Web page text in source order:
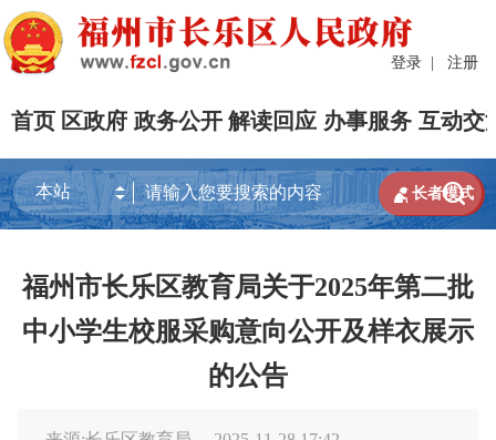
登录 | 注册
首页 区政府 政务公开 解读回应 办事服务 互动交

 长者模式
福州市长乐区教育局关于2025年第二批
中小学生校服采购意向公开及样衣展示
的公告